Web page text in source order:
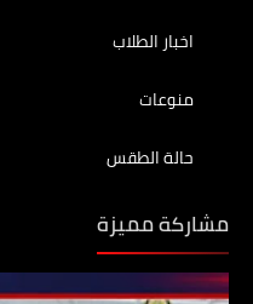
اخبار الطلاب
منوعات
حالة الطقس
مشاركة مميزة